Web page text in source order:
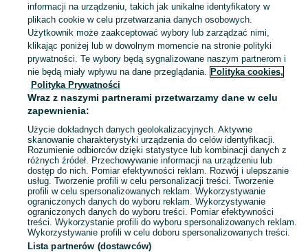
KATEGORIA
Zobacz
Mapa kategorii
Mapa miejscowości
Mapa ministron
Popularne wyszukiwania
informacji na urządzeniu, takich jak unikalne identyfikatory w
plikach cookie w celu przetwarzania danych osobowych.
Użytkownik może zaakceptować wybory lub zarządzać nimi,
klikając poniżej lub w dowolnym momencie na stronie polityki
prywatności. Te wybory będą sygnalizowane naszym partnerom i
nie będą miały wpływu na dane przeglądania. Polityka cookies,
Polityka Prywatności
Wraz z naszymi partnerami przetwarzamy dane w celu
zapewnienia:
Użycie dokładnych danych geolokalizacyjnych. Aktywne
skanowanie charakterystyki urządzenia do celów identyfikacji.
Rozumienie odbiorców dzięki statystyce lub kombinacji danych z
różnych źródeł. Przechowywanie informacji na urządzeniu lub
dostęp do nich. Pomiar efektywności reklam. Rozwój i ulepszanie
usług. Tworzenie profili w celu personalizacji treści. Tworzenie
profili w celu spersonalizowanych reklam. Wykorzystywanie
ograniczonych danych do wyboru reklam. Wykorzystywanie
ograniczonych danych do wyboru treści. Pomiar efektywności
treści. Wykorzystanie profili do wyboru spersonalizowanych reklam.
Wykorzystywanie profili w celu doboru spersonalizowanych treści.
Lista partnerów (dostawców)